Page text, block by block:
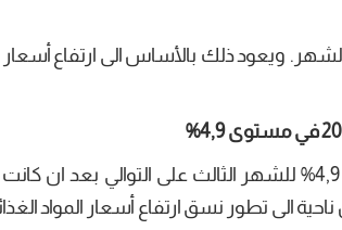
ارتفاعا بنسبة 0,9% خلال هذا الشهر. ويعود ذلك بالأساس الى
سجلت نسبة التضخم عند الاستهلاك استقرارا في مستوى 4,9% للشهر الثالث على